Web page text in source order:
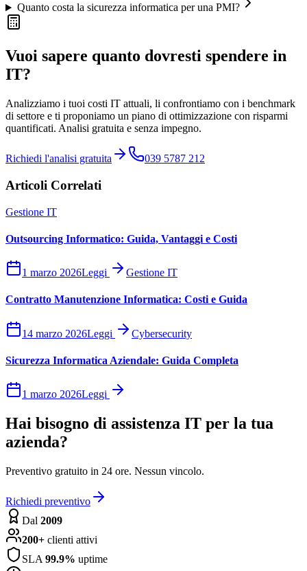
Quanto costa la sicurezza informatica per una PMI?
Vuoi sapere quanto dovresti spendere in
IT?
Analizziamo i tuoi costi IT attuali, li confrontiamo con i benchmark
di settore e ti proponiamo un piano di ottimizzazione con risparmi
quantificati. Analisi gratuita e senza impegno.
Richiedi l'analisi gratuita 039 5787 212
Articoli Correlati
Gestione IT
Outsourcing Informatico: Guida, Vantaggi e Costi
1 marzo 2026Leggi Gestione IT
Contratto Manutenzione Informatica: Costi e Guida
14 marzo 2026Leggi Cybersecurity
Sicurezza Informatica Aziendale: Guida Completa
1 marzo 2026Leggi
Hai bisogno di assistenza IT per la tua
azienda?
Preventivo gratuito in 24 ore. Nessun vincolo.
Richiedi preventivo
Dal 2009
200+ clienti attivi
SLA 99.9% uptime